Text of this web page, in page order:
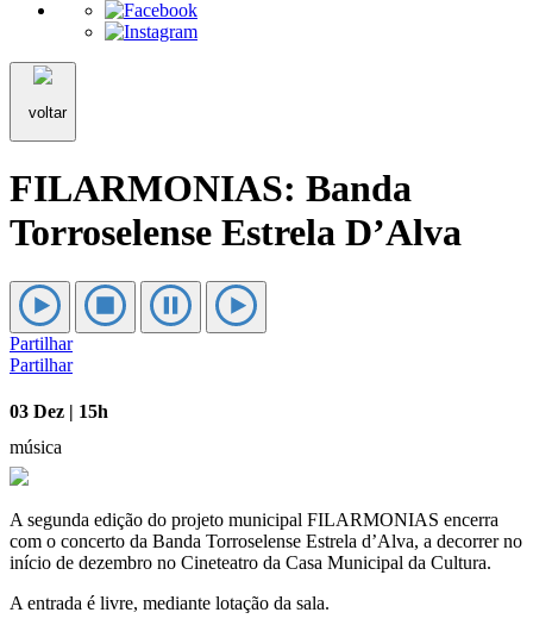
voltar
FILARMONIAS: Banda
Torroselense Estrela D’Alva
Partilhar
Partilhar
03 Dez | 15h
música
A segunda edição do projeto municipal FILARMONIAS encerra
com o concerto da Banda Torroselense Estrela d’Alva, a decorrer no
início de dezembro no Cineteatro da Casa Municipal da Cultura.
A entrada é livre, mediante lotação da sala.